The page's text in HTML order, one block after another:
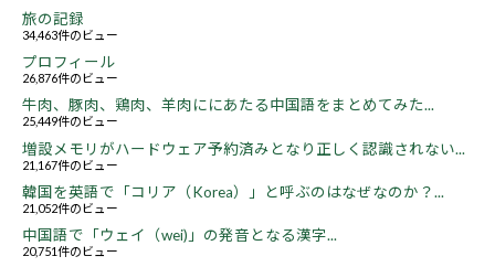
旅の記録
34,463件のビュー
プロフィール
26,876件のビュー
牛肉、豚肉、鶏肉、羊肉ににあたる中国語をまとめてみた...
25,449件のビュー
増設メモリがハードウェア予約済みとなり正しく認識されない...
21,167件のビュー
韓国を英語で「コリア（Korea）」と呼ぶのはなぜなのか？...
21,052件のビュー
中国語で「ウェイ（wei)」の発音となる漢字...
20,751件のビュー